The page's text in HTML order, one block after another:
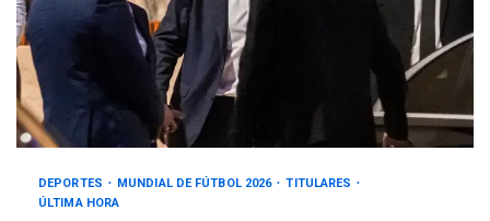
DEPORTES MUNDIAL DE FÚTBOL 2026
TITULARES
ÚLTIMA HORA